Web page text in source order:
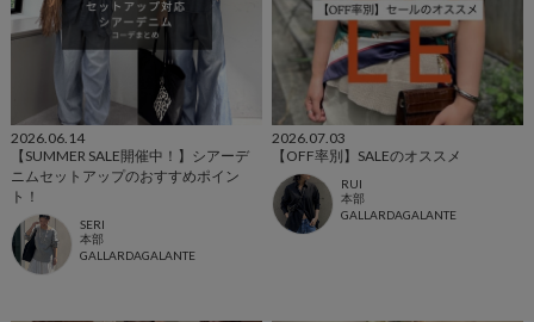
2026.06.14
【SUMMER SALE開催中！】シアーデ
ニムセットアップのおすすめポイン
ト！
SERI
本部
GALLARDAGALANTE
2026.07.03
【OFF率別】SALEのオススメ
RUI
本部
GALLARDAGALANTE